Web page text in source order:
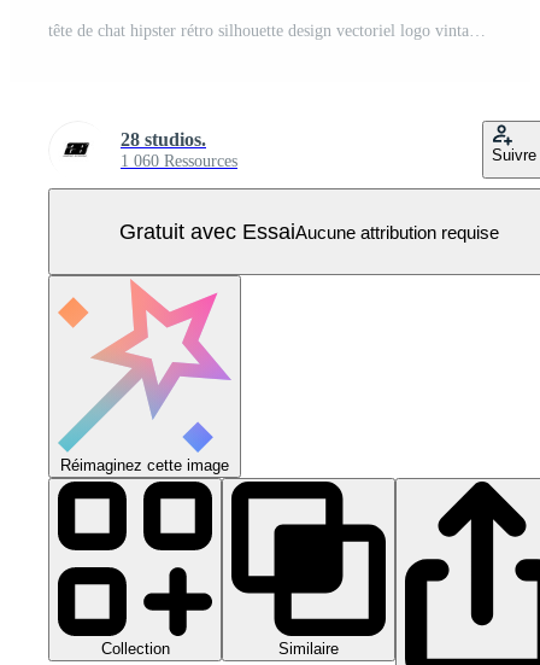
tête de chat hipster rétro silhouette design vectoriel logo vintage Vecteur Pro
28 studios.
1 060 Ressources Suivre
Gratuit avec EssaiAucune attribution requise
Réimaginez cette image
Collection Similaire